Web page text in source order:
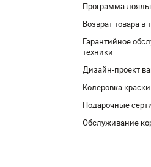
Программа
Возврат товара в
Гарантийное
техники
Дизайн-проект
Колеровка краски
Подарочные
Обслуживание